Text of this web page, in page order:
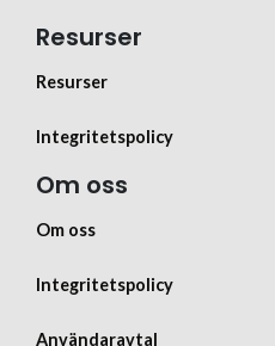
Resurser
Resurser
Integritetspolicy
Om oss
Om oss
Integritetspolicy
Användaravtal